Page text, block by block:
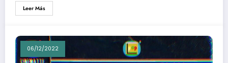
Leer Más
06/12/2022